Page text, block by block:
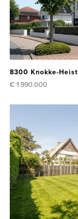
8300 Knokke-Heist
€ 1.990.000